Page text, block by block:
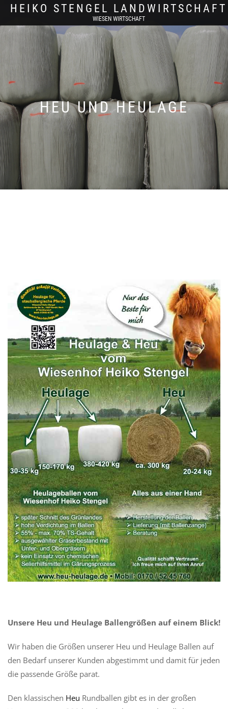
HEIKO STENGEL LANDWIRTSCHAFT
WIESEN WIRTSCHAFT
HEU UND HEULAGE
Unsere Heu und Heulage Ballengrößen auf einem Blick!
Wir haben die Größen unserer Heu und Heulage Ballen auf
den Bedarf unserer Kunden abgestimmt und damit für jeden
die passende Größe parat.
Den klassischen Heu Rundballen gibt es in der großen